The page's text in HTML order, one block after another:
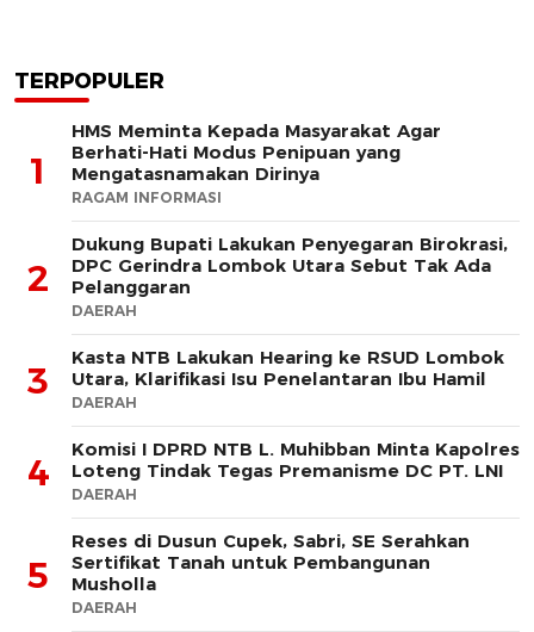
TERPOPULER
1
HMS Meminta Kepada Masyarakat Agar
Berhati-Hati Modus Penipuan yang
Mengatasnamakan Dirinya
RAGAM INFORMASI
2
Dukung Bupati Lakukan Penyegaran Birokrasi,
DPC Gerindra Lombok Utara Sebut Tak Ada
Pelanggaran
DAERAH
3
Kasta NTB Lakukan Hearing ke RSUD Lombok
Utara, Klarifikasi Isu Penelantaran Ibu Hamil
DAERAH
4
Komisi I DPRD NTB L. Muhibban Minta Kapolres
Loteng Tindak Tegas Premanisme DC PT. LNI
DAERAH
5
Reses di Dusun Cupek, Sabri, SE Serahkan
Sertifikat Tanah untuk Pembangunan
Musholla
DAERAH